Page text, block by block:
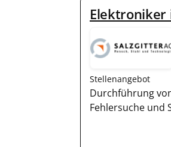
Stellenangebot
Durchführung
Fehlersuche und